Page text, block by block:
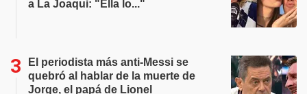
a La Joaqui: "Ella lo..."
El periodista más anti-Messi se
quebró al hablar de la muerte de
Jorge, el papá de Lionel